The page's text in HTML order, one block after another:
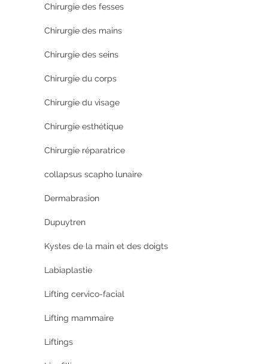
Chirurgie des fesses
Chirurgie des mains
Chirurgie des seins
Chirurgie du corps
Chirurgie du visage
Chirurgie esthétique
Chirurgie réparatrice
collapsus scapho lunaire
Dermabrasion
Dupuytren
Kystes de la main et des doigts
Labiaplastie
Lifting cervico-facial
Lifting mammaire
Liftings